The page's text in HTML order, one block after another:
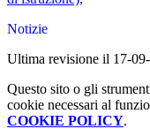
Notizie
Ultima revisione il 17-
Questo sito o gli
cookie necessari al
COOKIE POLICY.